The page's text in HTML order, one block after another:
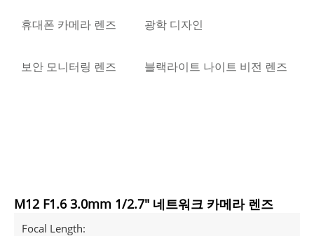
휴대폰 카메라 렌즈 광학 디자인
보안 모니터링 렌즈 블랙라이트 나이트 비전 렌즈
M12 F1.6 3.0mm 1/2.7" 네트워크 카메라 렌즈
Focal Length: